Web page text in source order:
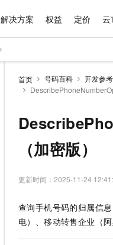
解决方案 权益 定价 云
首页 号码百科 开发参考
（加密版）
更新时间： 2025-11-24
查询手机号码的归属信
电）、移动转售企业（
千问AI平台
大模型
文本生成
Qwen3.8-Max HOT
Qwen3.7-Plus
精选产品
大模型服务平台百炼 大模型
千问大模型 大模型
多元化、高性能、安全可靠的大模
随时随地安全接入的云上超级电脑
云解析DNS
精选解决方案
千问办公，解锁你的工作新方
Agency Agents：拥有专属领
快速拥有专属 OpenClaw
普惠上云
普惠上云 官方力荐
官方推荐返现计划
推荐新用户得奖励，单订单最高返
高校专属算力普惠，学生认证享
免费试用
产品定价
了解云产品的定价详情
云上成本管理
管理和优化成本
精选商城
网站建设
友盟天域
观测云
蓝凌 OA
成为销售伙伴
分销伙伴
销售伙伴合作计划
Consulting Partner 合作计划
AI 大模型销售与服务生态合作
售前咨询
在线服务
售后服务
自助服务
短信专区
为什么选择阿里云
什么是云计算
安全合规
分析师报告
天池大赛